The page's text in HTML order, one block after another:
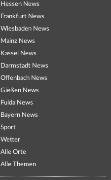
Hessen News
Frankfurt News
Wiesbaden News
Mainz News
Kassel News
Darmstadt News
Offenbach News
Gießen News
Fulda News
Bayern News
Sport
Wetter
Alle Orte
Alle Themen